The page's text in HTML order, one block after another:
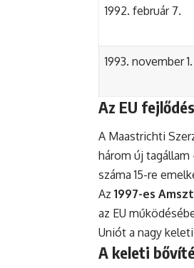
1992. február 7.
1993. november 1.
Az EU
A Maastrichti
három új tagállam
száma 15-re
Az 1997-es
az EU
Uniót a nagy
A keleti